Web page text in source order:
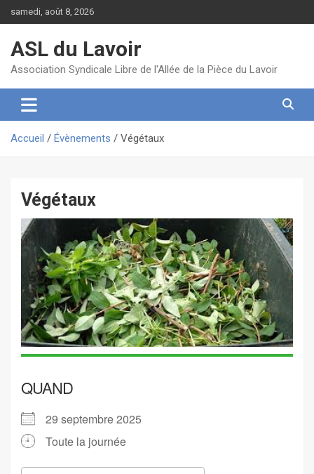
au
samedi, août 8, 2026
ASL du Lavoir
Association Syndicale Libre de l'Allée de la Pièce du Lavoir
Accueil Évènements Végétaux
Végétaux
QUAND
29 septembre 2025
Toute la journée